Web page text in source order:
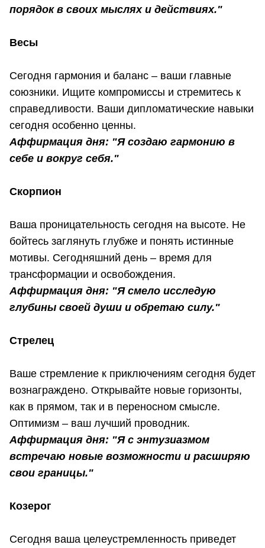
порядок в своих мыслях и действиях."
Весы
Сегодня гармония и баланс – ваши главные
союзники. Ищите компромиссы и стремитесь к
справедливости. Ваши дипломатические навыки
сегодня особенно ценны.
Аффирмация дня: "Я создаю гармонию в
себе и вокруг себя."
Скорпион
Ваша проницательность сегодня на высоте. Не
бойтесь заглянуть глубже и понять истинные
мотивы. Сегодняшний день – время для
трансформации и освобождения.
Аффирмация дня: "Я смело исследую
глубины своей души и обретаю силу."
Стрелец
Ваше стремление к приключениям сегодня будет
вознаграждено. Открывайте новые горизонты,
как в прямом, так и в переносном смысле.
Оптимизм – ваш лучший проводник.
Аффирмация дня: "Я с энтузиазмом
встречаю новые возможности и расширяю
свои границы."
Козерог
Сегодня ваша целеустремленность приведет